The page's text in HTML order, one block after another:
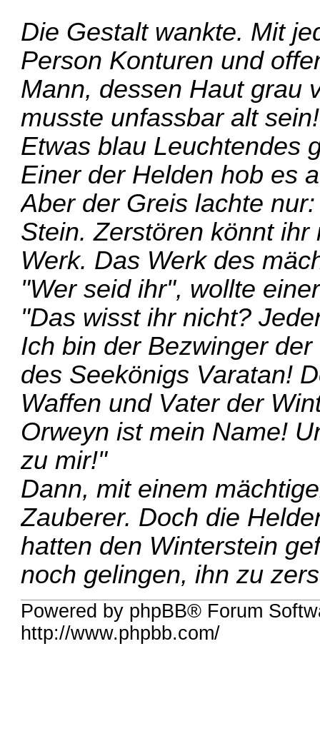
Die Gestalt wankte. Mit
Person Konturen und
Mann, dessen Haut grau
musste unfassbar alt sein!
Etwas blau Leuchtendes
Einer der Helden hob es
Aber der Greis lachte
Stein. Zerstören könnt
Werk. Das Werk des
"Wer seid ihr", wollte
"Das wisst ihr nicht?
Ich bin der Bezwinger
des Seekönigs Varatan!
Waffen und Vater der
Orweyn ist mein Name!
zu mir!"
Dann, mit einem
Zauberer. Doch die
hatten den Winterstein
noch gelingen, ihn zu
Powered by phpBB® Forum
http://www.phpbb.com/